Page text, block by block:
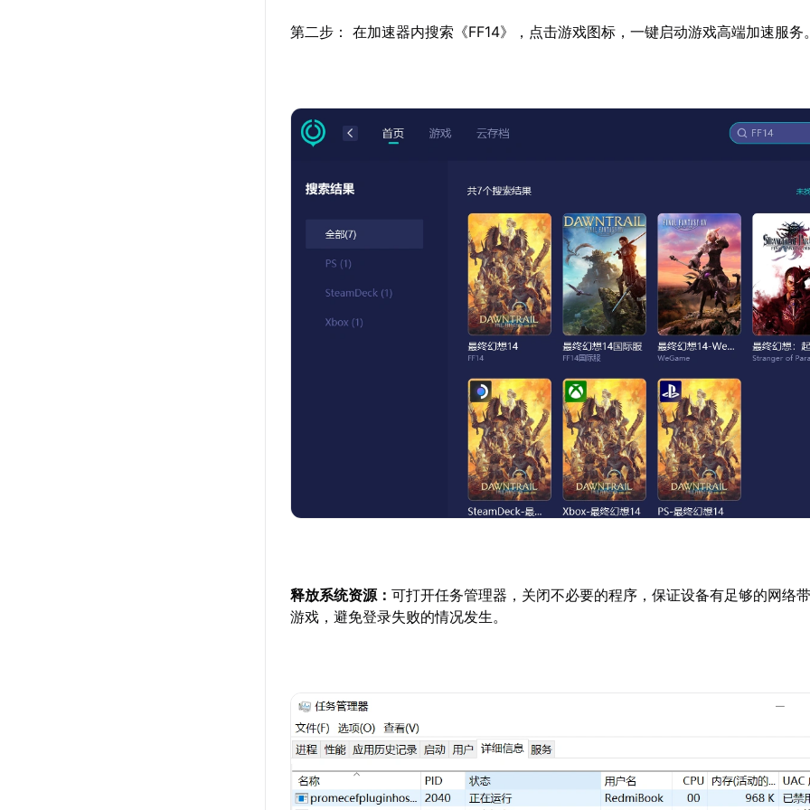
第二步： 在加速器内搜索《FF14》，点击游戏图标，一键启动游戏高端加速服务
释放系统资源：可打开任务管理器，关闭不必要的程序，保证设备有足够的网络
游戏，避免登录失败的情况发生。